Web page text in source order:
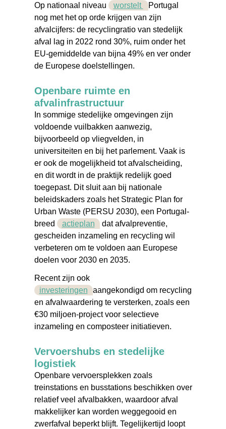
Op nationaal niveau worstelt
Portugal
nog met het op orde krijgen van zijn
afvalcijfers: de recyclingratio van stedelijk
afval lag in 2022 rond 30%, ruim onder het
EU-gemiddelde van bijna 49% en ver onder
de Europese doelstellingen.
Openbare ruimte en
afvalinfrastructuur
In sommige stedelijke omgevingen zijn
voldoende vuilbakken aanwezig,
bijvoorbeeld op vliegvelden, in
universiteiten en bij het parlement. Vaak is
er ook de mogelijkheid tot afvalscheiding,
en dit wordt in de praktijk redelijk goed
toegepast. Dit sluit aan bij nationale
beleidskaders zoals het Strategic Plan for
Urban Waste (PERSU 2030), een Portugal-
breed
actieplan
dat afvalpreventie,
gescheiden inzameling en recycling wil
verbeteren om te voldoen aan Europese
doelen voor 2030 en 2035.
Recent zijn ook
investeringen
aangekondigd om recycling
en afvalwaardering te versterken, zoals een
€30 miljoen-projectvoor selectieve
inzameling en composteer initiatieven.
Vervoershubs en stedelijke
logistiek
Openbare vervoersplekken zoals
treinstations en busstations beschikken over
relatief veel afvalbakken, waardoor afval
makkelijker kan worden weggegooid en
zwerfafval beperkt blijft. Tegelijkertijd loopt